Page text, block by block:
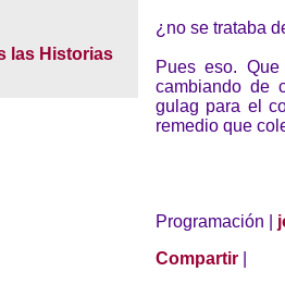
las Historias
¿no se trataba
Pues eso.
cambiando de
gulag para el
remedio que
Programación |
Compartir